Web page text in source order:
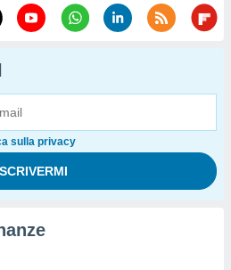
sulla privacy